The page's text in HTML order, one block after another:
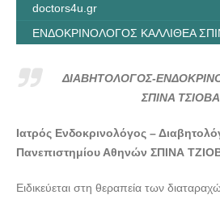
doctors4u.gr
ΕΝΔΟΚΡΙΝΟΛΟΓΟΣ ΚΑΛΛΙΘΕΑ
ΕΝΔΟΚΡΙΝΟΛΟΓΟΣ ΚΑΛΛΙΘΕΑ
doctors4u.gr
doctors4u.gr
ΔΙΑΒΗΤΟΛΟΓΟΣ-
ΣΠΙΝΑ
Ιατρός Ενδοκρινολόγος –
Πανεπιστημίου Αθηνών ΣΠΙΝΑ
Ειδικεύεται στη θεραπεία των